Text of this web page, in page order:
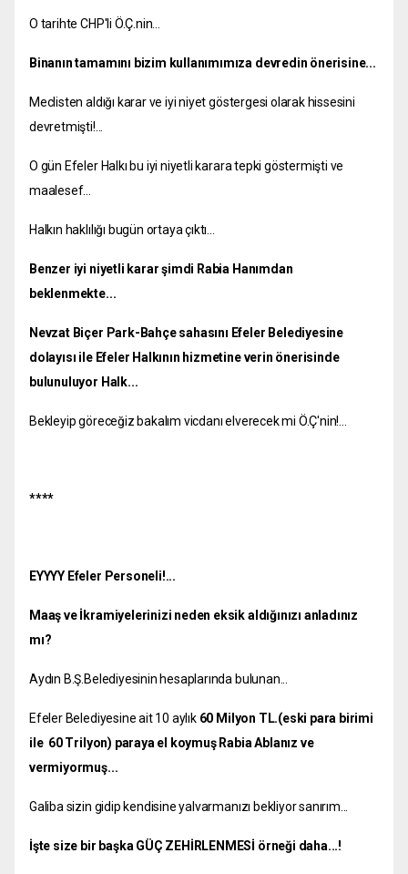
O tarihte CHP'li Ö.Ç.nin...
Binanın tamamını bizim kullanımımıza devredin önerisine...
Meclisten aldığı karar ve iyi niyet göstergesi olarak hissesini
devretmişti!...
O gün Efeler Halkı bu iyi niyetli karara tepki göstermişti ve
maalesef...
Halkın haklılığı bugün ortaya çıktı...
Benzer iyi niyetli karar şimdi Rabia Hanımdan
beklenmekte...
Nevzat Biçer Park-Bahçe sahasını Efeler Belediyesine
dolayısı ile Efeler Halkının hizmetine verin önerisinde
bulunuluyor Halk...
Bekleyip göreceğiz bakalım vicdanı elverecek mi Ö.Ç'nin!...
****
EYYYY Efeler Personeli!...
Maaş ve İkramiyelerinizi neden eksik aldığınızı anladınız
mı?
Aydın B.Ş.Belediyesinin hesaplarında bulunan...
Efeler Belediyesine ait 10 aylık 60 Milyon TL.(eski para birimi
ile 60 Trilyon) paraya el koymuş Rabia Ablanız ve
vermiyormuş...
Galiba sizin gidip kendisine yalvarmanızı bekliyor sanırım...
İşte size bir başka GÜÇ ZEHİRLENMESİ örneği daha...!